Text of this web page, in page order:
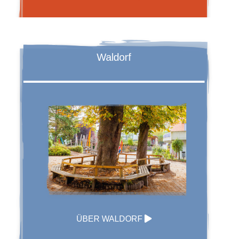
Waldorf
ÜBER WALDORF